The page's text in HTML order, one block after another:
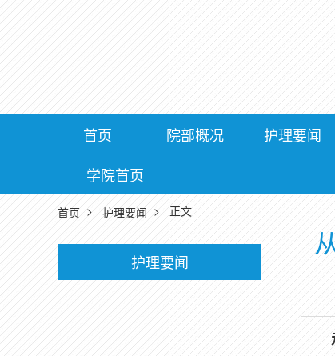
首页 院部概况 护理要闻
学院首页
首页 > 护理要闻 > 正文
护理要闻